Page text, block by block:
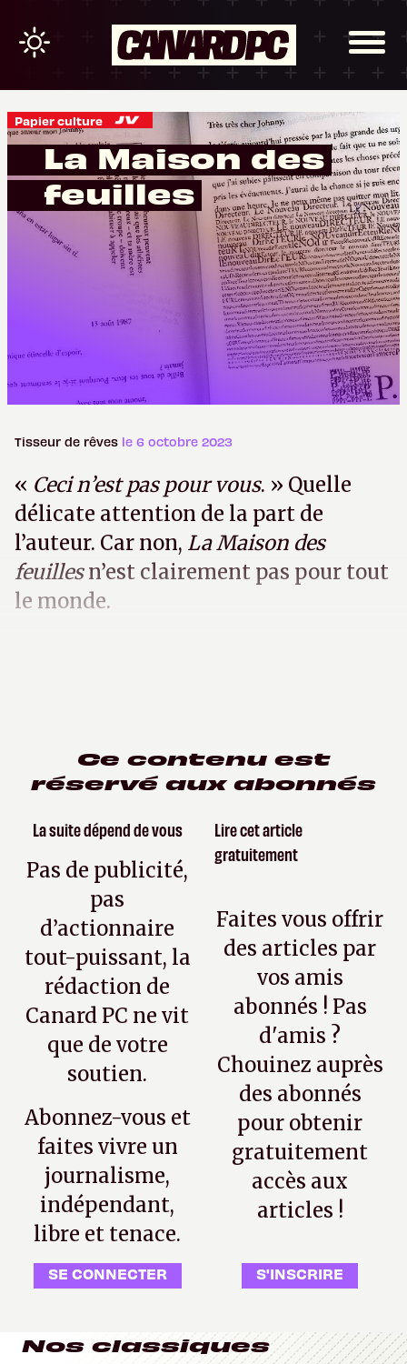
Papier culture
La Maison des
feuilles
Tisseur de rêves le 6 octobre 2023
« Ceci n’est pas pour vous. » Quelle
délicate attention de la part de
l’auteur. Car non, La Maison des
feuillesn’est clairement pas pour tout
le monde.
Ce contenu est
réservé aux abonnés
La suite dépend de vous
Pas de publicité,
pas
d’actionnaire
tout-puissant, la
rédaction de
Canard PC ne vit
que de votre
soutien.
Abonnez-vous et
faites vivre un
journalisme,
indépendant,
libre et tenace.
SE CONNECTER
Lire cet article
gratuitement
Faites vous offrir
des articles par
vos amis
abonnés ! Pas
d'amis ?
Chouinez auprès
des abonnés
pour obtenir
gratuitement
accès aux
articles !
S'INSCRIRE
Nos classiques